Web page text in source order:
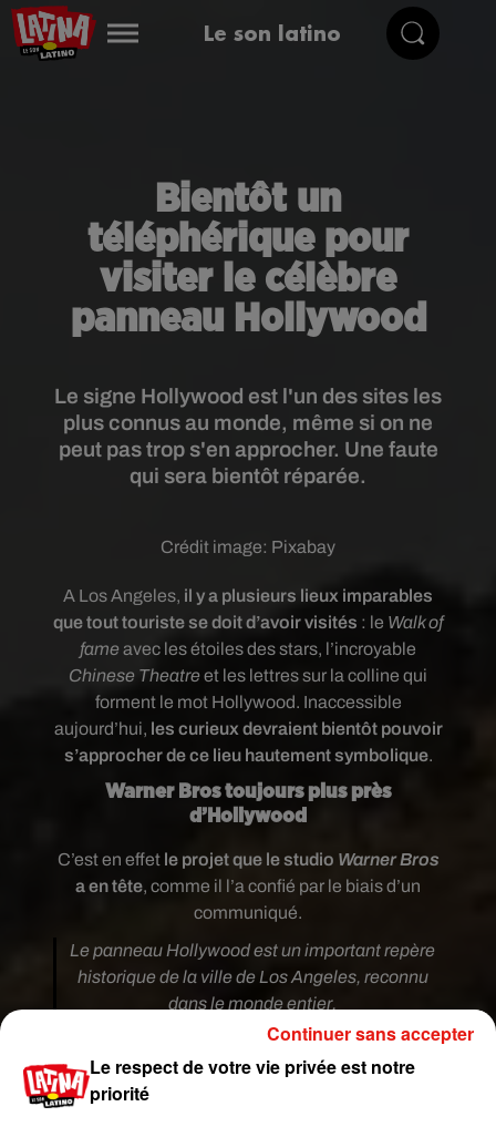
Le son latino
Bientôt un
téléphérique pour
visiter le célèbre
panneau Hollywood
Le signe Hollywood est l'un des sites les
plus connus au monde, même si on ne
peut pas trop s'en approcher. Une faute
qui sera bientôt réparée.
Crédit image: Pixabay
A Los Angeles, il y a plusieurs lieux imparables
que tout touriste se doit d’avoir visités : le Walk of
fame avec les étoiles des stars, l’incroyable
Chinese Theatreet les lettres sur la colline qui
forment le mot Hollywood. Inaccessible
aujourd’hui, les curieux devraient bientôt pouvoir
s’approcher de ce lieu hautement symbolique.
Warner Bros toujours plus près
d’Hollywood
C’est en effet le projet que le studio Warner Bros
a en tête, comme il l’a confié par le biais d’un
communiqué.
Le panneau Hollywood est un important repère
historique de la ville de Los Angeles, reconnu
dans le monde entier.
Le projet est donc simple :construire un
téléphérique qui passerait autour des fameuses
lettres lors d’un trajet d’1,6 km qui durera 6
Le respect de votre vie privée est notre
priorité
Continuer sans accepter